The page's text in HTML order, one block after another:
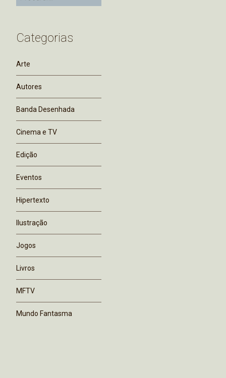
Categorias
Arte
Autores
Banda Desenhada
Cinema e TV
Edição
Eventos
Hipertexto
Ilustração
Jogos
Livros
MFTV
Mundo Fantasma